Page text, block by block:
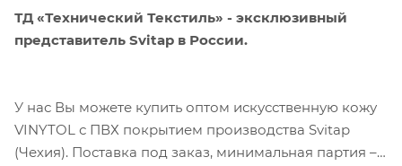
ТД «Технический Текстиль» - эксклюзивный
представитель Svitap в России.
У нас Вы можете купить оптом искусственную кожу
VINYTOL с ПВХ покрытием производства Svitap
(Чехия). Поставка под заказ, минимальная партия – 1